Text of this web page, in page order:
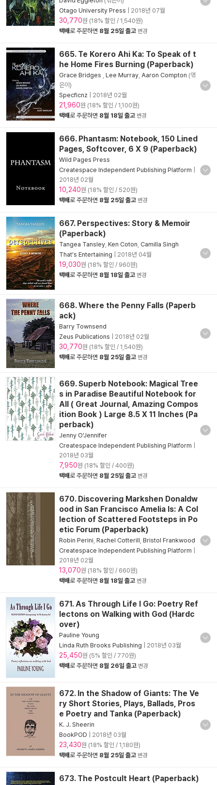
Otago University Press
2018년 07월
30,770원 (18% 할인 / 1,540원)
택배로 주문하면 8월 25일 출고 변경
665. Te Korero Ahi Ka: To Speak of t
he Home Fires Burning (Paperback)
Grace Bridges Lee Murray Aaron Compton (엮
은이)
Specficnz
2018년 02월
21,960원 (18% 할인 / 1,100원)
택배로 주문하면 8월 18일 출고 변경
666. Phantasm: Notebook, 150 Lined
Pages, Softcover, 6 X 9 (Paperback)
Wild Pages Press
Createspace Independent Publishing Platform
2018년 02월
10,240원 (18% 할인 / 520원)
택배로 주문하면 8월 25일 출고 변경
667. Perspectives: Story & Memoir
(Paperback)
Tangea Tansley Ken Coton Camilla Singh
That's Entertaining
2018년 04월
19,030원 (18% 할인 / 960원)
택배로 주문하면 8월 18일 출고 변경
668. Where the Penny Falls (Paperb
ack)
Barry Townsend
Zeus Publications
2018년 02월
30,770원 (18% 할인 / 1,540원)
택배로 주문하면 8월 25일 출고 변경
669. Superb Notebook: Magical Tree
s in Paradise Beautiful Notebook for
All ( Great Journal, Amazing Compos
ition Book ) Large 8.5 X 11 Inches (Pa
perback)
Jenny O'Jennifer
Createspace Independent Publishing Platform
2018년 03월
7,950원 (18% 할인 / 400원)
택배로 주문하면 8월 25일 출고 변경
670. Discovering Markshen Donaldw
ood in San Francisco Amelia Is: A Col
lection of Scattered Footsteps in Po
etic Forum (Paperback)
Robin Perini Rachel Cotterill Bristol Frankwood
Createspace Independent Publishing Platform
2018년 02월
13,070원 (18% 할인 / 660원)
택배로 주문하면 8월 18일 출고 변경
671. As Through Life I Go: Poetry Ref
lectons on Walking with God (Hardc
over)
Pauline Young
Linda Ruth Brooks Publishing
2018년 03월
25,450원 (5% 할인 / 770원)
택배로 주문하면 8월 26일 출고 변경
672. In the Shadow of Giants: The Ve
ry Short Stories, Plays, Ballads, Pros
e Poetry and Tanka (Paperback)
K. J. Sheerin
BookPOD
2018년 03월
23,430원 (18% 할인 / 1,180원)
택배로 주문하면 8월 25일 출고 변경
673. The Postcult Heart (Paperback)